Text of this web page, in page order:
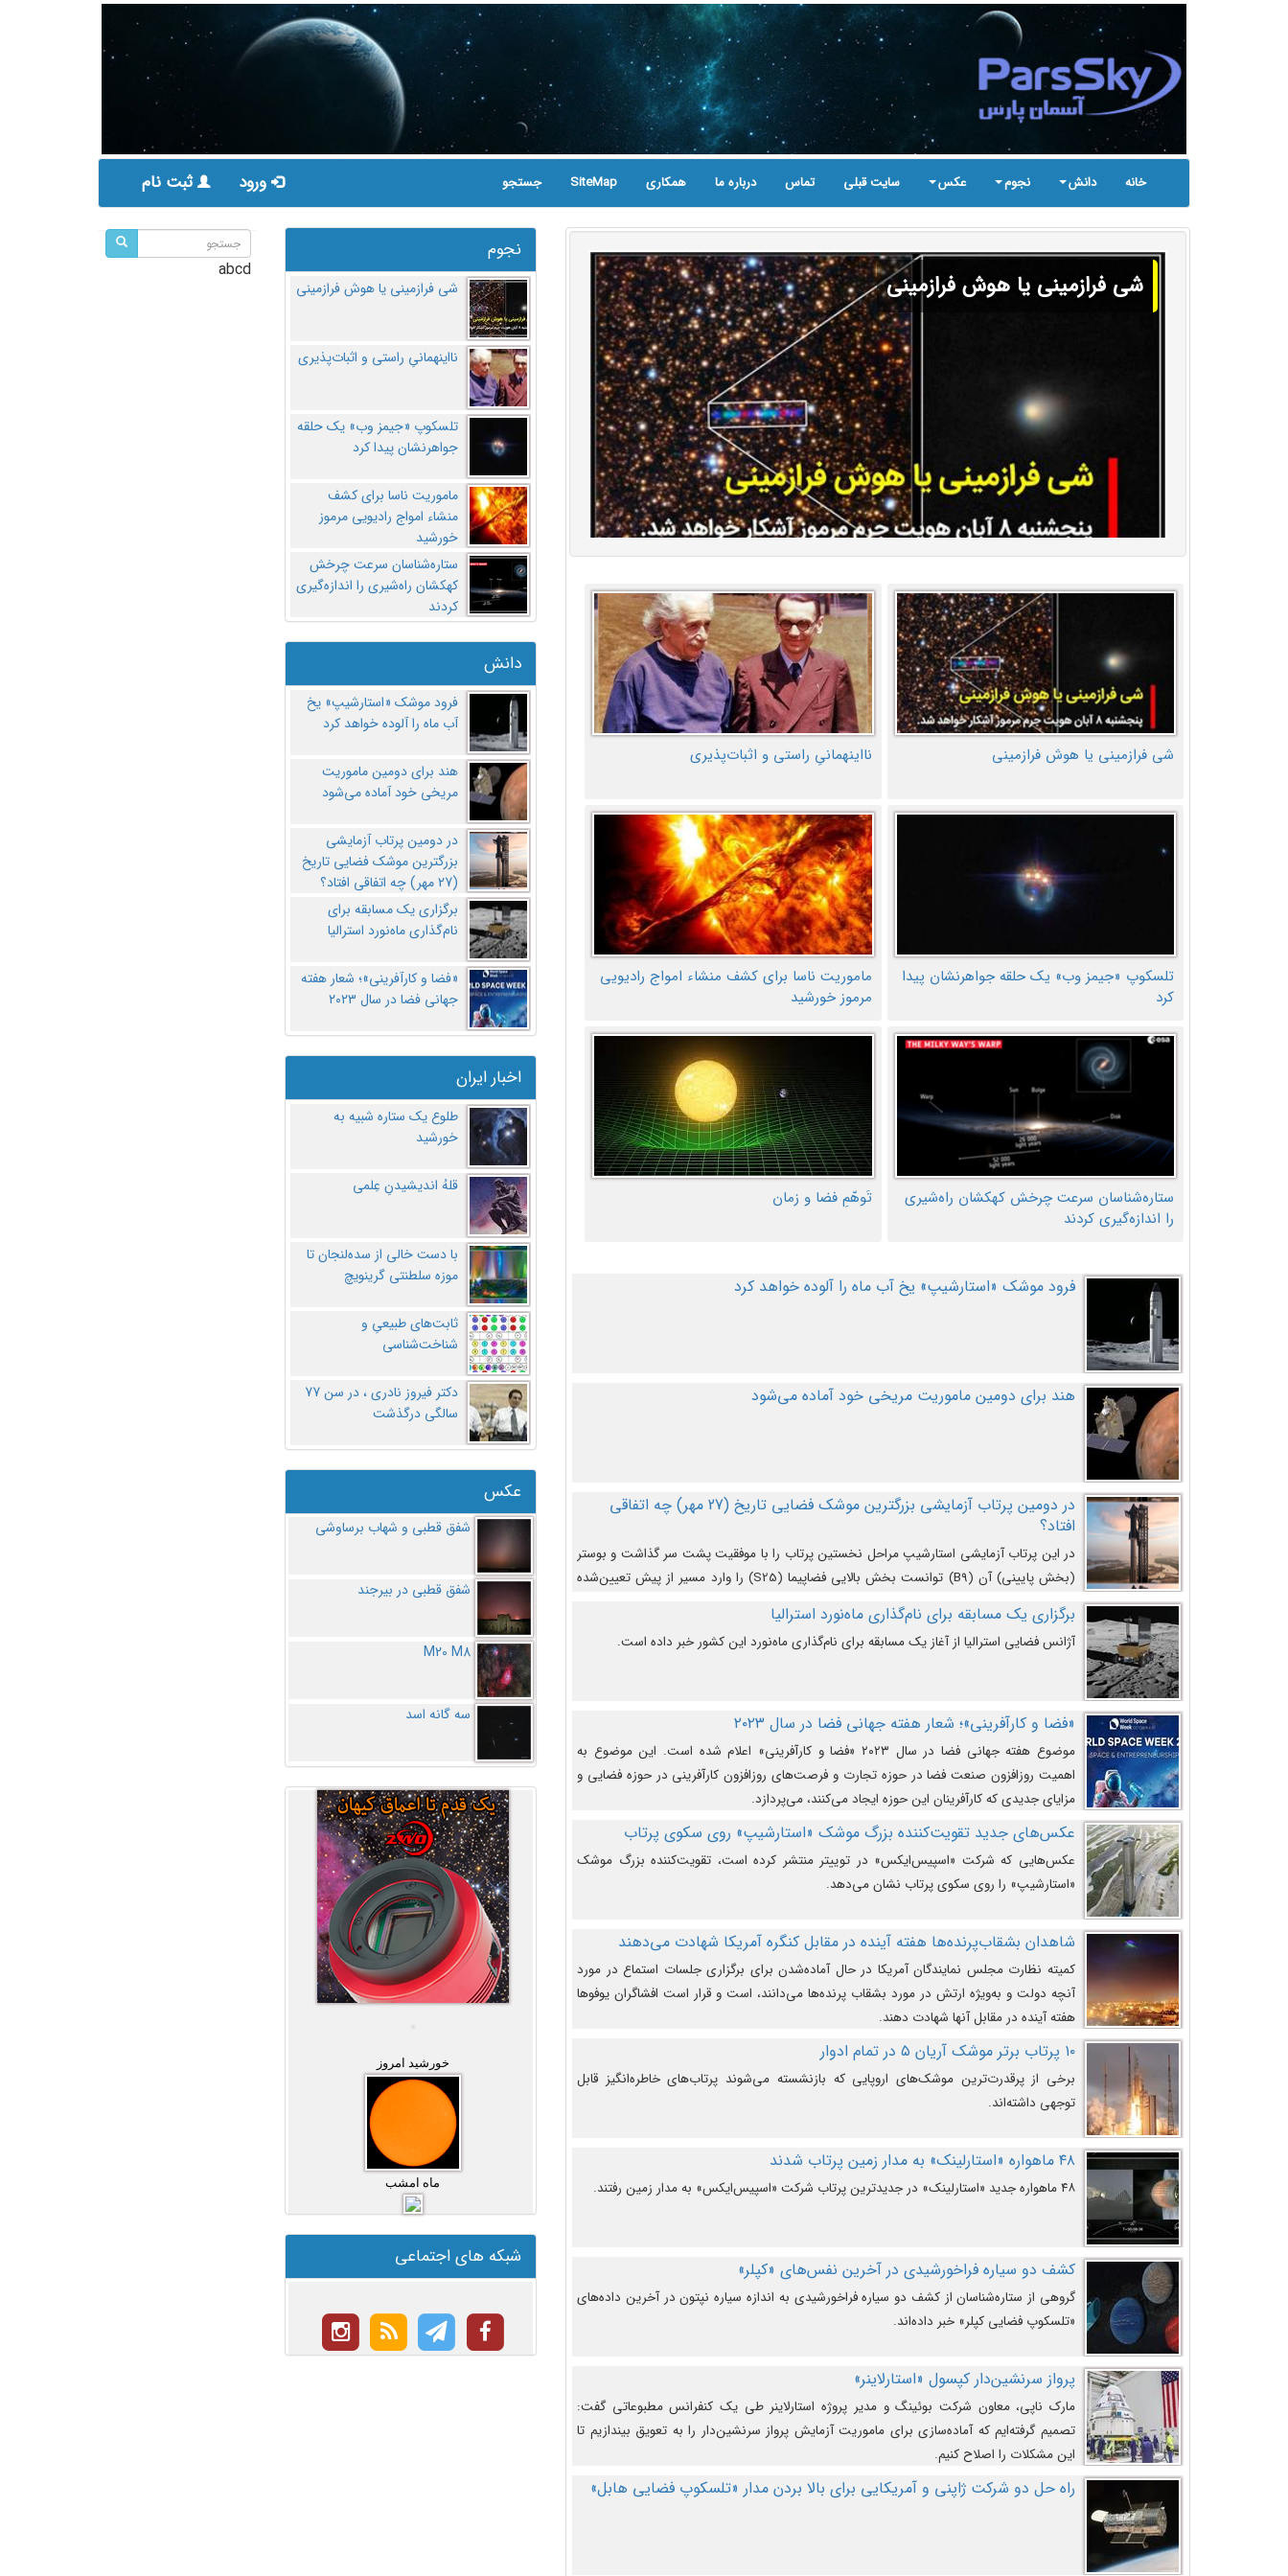
خانه دانش نجوم عکس سایت قبلی تماس درباره ما همکاری SiteMap جستجو ورود ثبت نام
شی فرازمینی یا هوش فرازمینی
شی فرازمینی یا هوش فرازمینی نااینهمانیِ راستی و اثبات‌پذیری
تلسکوپ «جیمز وب» یک حلقه جواهرنشان پیدا
کرد
ماموریت ناسا برای کشف منشاء امواج رادیویی
مرموز خورشید
ستاره‌شناسان سرعت چرخش کهکشان راه‌شیری
را اندازه‌گیری کردند
تَوهّمِ فضا و زمان
فرود موشک «استارشیپ» یخ آب ماه را آلوده خواهد کرد
هند برای دومین ماموریت مریخی خود آماده می‌شود
در دومین پرتاب آزمایشی بزرگترین موشک فضایی تاریخ (27 مهر‌) چه اتفاقی
افتاد؟
در این پرتاب آزمایشی استارشیپ مراحل نخستین پرتاب را با موفقیت پشت سر گذاشت و بوستر
(بخش پایینی) آن (B9) توانست بخش بالایی فضاپیما (S25) را وارد مسیر از پیش تعیین‌شده
کند و سپس با یک مکانیزم جدید با موفقیت از آن جدا شود. ‌
برگزاری یک مسابقه برای نام‌گذاری ماه‌نورد استرالیا
آژانس فضایی استرالیا از آغاز یک مسابقه برای نام‌گذاری ماه‌نورد این کشور خبر داده است.
«فضا و کارآفرینی»؛ شعار هفته جهانی فضا در سال ۲۰۲۳
موضوع هفته جهانی فضا در سال ۲۰۲۳ «فضا و کارآفرینی» اعلام شده است. این موضوع به
اهمیت روزافزون صنعت فضا در حوزه تجارت و فرصت‌های روزافزون کارآفرینی در حوزه فضایی و
مزایای جدیدی که کارآفرینان این حوزه ایجاد می‌کنند، می‌پردازد.
عکس‌های جدید تقویت‌کننده بزرگ موشک «استارشیپ» روی سکوی پرتاب
عکس‌هایی که شرکت «اسپیس‌ایکس» در توییتر منتشر کرده است، تقویت‌کننده بزرگ موشک
«استارشیپ» را روی سکوی پرتاب نشان می‌دهد.
شاهدان بشقاب‌پرنده‌ها هفته آینده در مقابل کنگره آمریکا شهادت می‌دهند
کمیته نظارت مجلس نمایندگان آمریکا در حال آماده‌شدن برای برگزاری جلسات استماع در مورد
آنچه دولت و به‌ویژه ارتش در مورد بشقاب پرنده‌ها می‌دانند، است و قرار است افشاگران یوفوها
هفته آینده در مقابل آنها شهادت دهند.
۱۰ پرتاب برتر موشک آریان ۵ در تمام ادوار
برخی از پرقدرت‌ترین موشک‌های اروپایی که بازنشسته می‌شوند پرتاب‌های خاطره‌انگیز قابل
توجهی داشته‌اند.
۴۸ ماهواره «استارلینک» به مدار زمین پرتاب شدند
۴۸ ماهواره جدید «استارلینک» در جدیدترین پرتاب شرکت «اسپیس‌ایکس» به مدار زمین رفتند.
کشف دو سیاره فراخورشیدی در آخرین نفس‌های «کپلر»
گروهی از ستاره‌شناسان از کشف دو سیاره فراخورشیدی به اندازه سیاره نپتون در آخرین داده‌های
«تلسکوپ فضایی کپلر» خبر داده‌اند.
پرواز سرنشین‌دار کپسول «استارلاینر»
مارک ناپی، معاون شرکت بوئینگ و مدیر پروژه استارلاینر طی یک کنفرانس مطبوعاتی گفت:
تصمیم گرفته‌ایم که آماده‌سازی برای ماموریت آزمایش پرواز سرنشین‌دار را به تعویق بیندازیم تا
این مشکلات را اصلاح کنیم.
راه حل دو شرکت ژاپنی و آمریکایی برای بالا بردن مدار «تلسکوپ فضایی هابل»
نجوم
شی فرازمینی یا هوش فرازمینی
نااینهمانیِ راستی و اثبات‌پذیری
تلسکوپ «جیمز وب» یک حلقه
جواهرنشان پیدا کرد
ماموریت ناسا برای کشف
منشاء امواج رادیویی مرموز
خورشید
ستاره‌شناسان سرعت چرخش
کهکشان راه‌شیری را اندازه‌گیری
کردند
دانش
فرود موشک «استارشیپ» یخ
آب ماه را آلوده خواهد کرد
هند برای دومین ماموریت
مریخی خود آماده می‌شود
در دومین پرتاب آزمایشی
بزرگترین موشک فضایی تاریخ
(27 مهر‌) چه اتفاقی افتاد؟
برگزاری یک مسابقه برای
نام‌گذاری ماه‌نورد استرالیا
«فضا و کارآفرینی»؛ شعار هفته
جهانی فضا در سال ۲۰۲۳
اخبار ایران
طلوع یک ستاره شبیه به
خورشید
قلهُ اندیشیدنِ عِلمی
با دست خالی از سده‌لنجان تا
موزه سلطنتی گرینویچ
ثابت‌های طبیعیِ و
شناخت‌شناسی
دکتر فیروز نادری ، در سن 77
سالگی درگذشت
عکس
شفق قطبی و شهاب برساوشی
شفق قطبی در بیرجند
M20 M8
سه گانه اسد
خورشید امروز
ماه امشب
شبکه های اجتماعی
abcd